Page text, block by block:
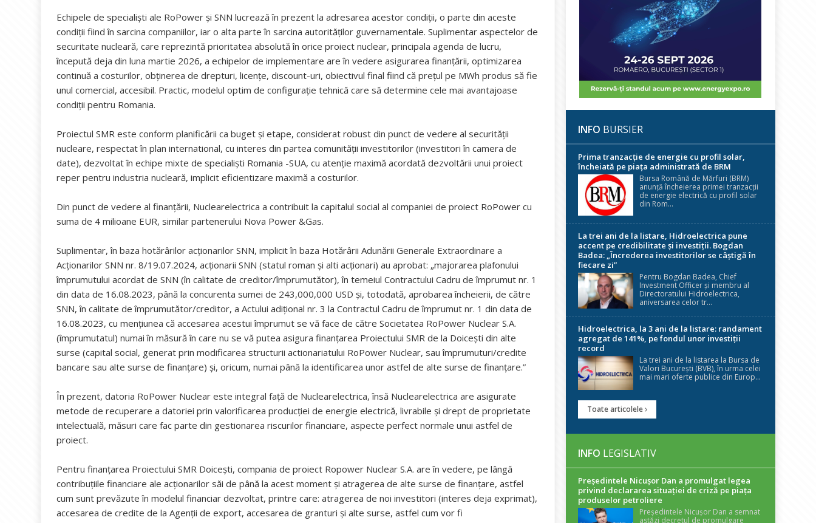
Echipele de specialiști ale RoPower și SNN lucrează în prezent la adresarea acestor condiții, o parte din aceste
condiții fiind în sarcina companiilor, iar o alta parte în sarcina autorităților guvernamentale. Suplimentar aspectelor de
securitate nucleară, care reprezintă prioritatea absolută în orice proiect nuclear, principala agenda de lucru,
începută deja din luna martie 2026, a echipelor de implementare are în vedere asigurarea finanțării, optimizarea
continuă a costurilor, obținerea de drepturi, licențe, discount-uri, obiectivul final fiind că prețul pe MWh produs să fie
unul comercial, accesibil. Practic, modelul optim de configurație tehnică care să determine cele mai avantajoase
condiții pentru Romania.
Proiectul SMR este conform planificării ca buget și etape, considerat robust din punct de vedere al securității
nucleare, respectat în plan international, cu interes din partea comunității investitorilor (investitori în camera de
date), dezvoltat în echipe mixte de specialiști Romania -SUA, cu atenție maximă acordată dezvoltării unui proiect
reper pentru industria nucleară, implicit eficientizare maximă a costurilor.
Din punct de vedere al finanțării, Nuclearelectrica a contribuit la capitalul social al companiei de proiect RoPower cu
suma de 4 milioane EUR, similar partenerului Nova Power &Gas.
Suplimentar, în baza hotărârilor acționarilor SNN, implicit în baza Hotărârii Adunării Generale Extraordinare a
Acționarilor SNN nr. 8/19.07.2024, acționarii SNN (statul roman și alti acționari) au aprobat: „majorarea plafonului
împrumutului acordat de SNN (în calitate de creditor/împrumutător), în temeiul Contractului Cadru de împrumut nr. 1
din data de 16.08.2023, până la concurenta sumei de 243,000,000 USD și, totodată, aprobarea încheierii, de către
SNN, în calitate de împrumutător/creditor, a Actului adițional nr. 3 la Contractul Cadru de împrumut nr. 1 din data de
16.08.2023, cu mențiunea că accesarea acestui împrumut se vă face de către Societatea RoPower Nuclear S.A.
(împrumutatul) numai în măsură în care nu se vă putea asigura finanțarea Proiectului SMR de la Doicești din alte
surse (capital social, generat prin modificarea structurii actionariatului RoPower Nuclear, sau împrumuturi/credite
bancare sau alte surse de finanțare) și, oricum, numai până la identificarea unor astfel de alte surse de finanțare.”
În prezent, datoria RoPower Nuclear este integral față de Nuclearelectrica, însă Nuclearelectrica are asigurate
metode de recuperare a datoriei prin valorificarea producției de energie electrică, livrabile și drept de proprietate
intelectuală, măsuri care fac parte din gestionarea riscurilor financiare, aspecte perfect normale unui astfel de
proiect.
Pentru finanțarea Proiectului SMR Doicești, compania de proiect Ropower Nuclear S.A. are în vedere, pe lângă
contribuțiile financiare ale acționarilor săi de până la acest moment și atragerea de alte surse de finanțare, astfel
cum sunt prevăzute în modelul financiar dezvoltat, printre care: atragerea de noi investitori (interes deja exprimat),
accesarea de credite de la Agenții de export, accesarea de granturi și alte surse, astfel cum vor fi
INFO BURSIER
Prima tranzacție de energie cu profil solar,
încheiată pe piața administrată de BRM
Bursa Română de Mărfuri (BRM)
anunță încheierea primei tranzacții
de energie electrică cu profil solar
din Rom...
La trei ani de la listare, Hidroelectrica pune
accent pe credibilitate și investiții. Bogdan
Badea: „Încrederea investitorilor se câștigă în
fiecare zi”
Pentru Bogdan Badea, Chief
Investment Officer și membru al
Directoratului Hidroelectrica,
aniversarea celor tr...
Hidroelectrica, la 3 ani de la listare: randament
agregat de 141%, pe fondul unor investiții
record
La trei ani de la listarea la Bursa de
Valori București (BVB), în urma celei
mai mari oferte publice din Europ...
Toate articolele
INFO LEGISLATIV
Președintele Nicuşor Dan a promulgat legea
privind declararea situaţiei de criză pe piaţa
produselor petroliere
Președintele Nicușor Dan a semnat
astăzi decretul de promulgare